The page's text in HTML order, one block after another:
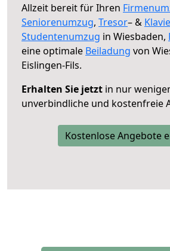
Allzeit bereit für Ihren
Seniorenumzug, Tresor– &
Studentenumzug in Wiesbaden,
eine optimale Beiladung von
Eislingen-Fils.
Erhalten Sie jetzt in nur
unverbindliche und kostenfreie
Kostenlose Angebote